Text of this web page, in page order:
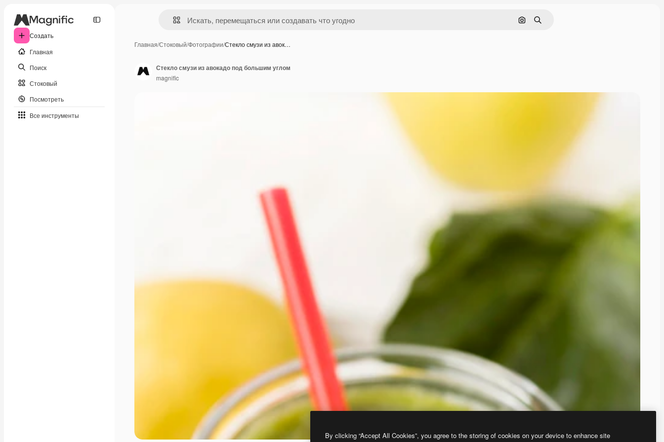
Создать
Главная
Поиск
Стоковый
Посмотреть
Все инструменты
Поиск по изображению
Поиск
Главная/Стоковый/Фотографии/Стекло смузи из авок…
Стекло смузи из авокадо под большим углом
magnific
By clicking “Accept All Cookies”, you agree to the storing of cookies on your device to enhance site